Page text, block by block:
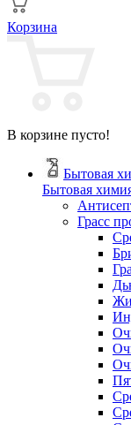
Корзина
В корзине пусто!
Бытовая
Бытовая
Грасс